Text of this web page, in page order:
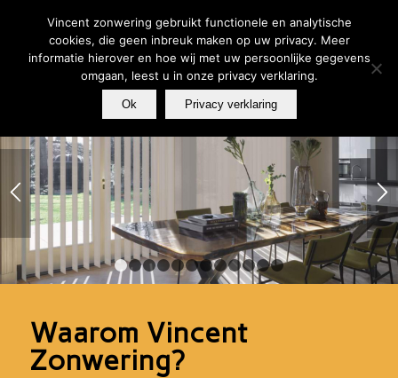
plannen
1 2 3 4 5 9 101112
Waarom Vincent
Zonwering?
Vincent zonwering gebruikt functionele en analytische
cookies, die geen inbreuk maken op uw privacy. Meer
informatie hierover en hoe wij met uw persoonlijke gegevens
omgaan, leest u in onze privacy verklaring.
Ok Privacy verklaring